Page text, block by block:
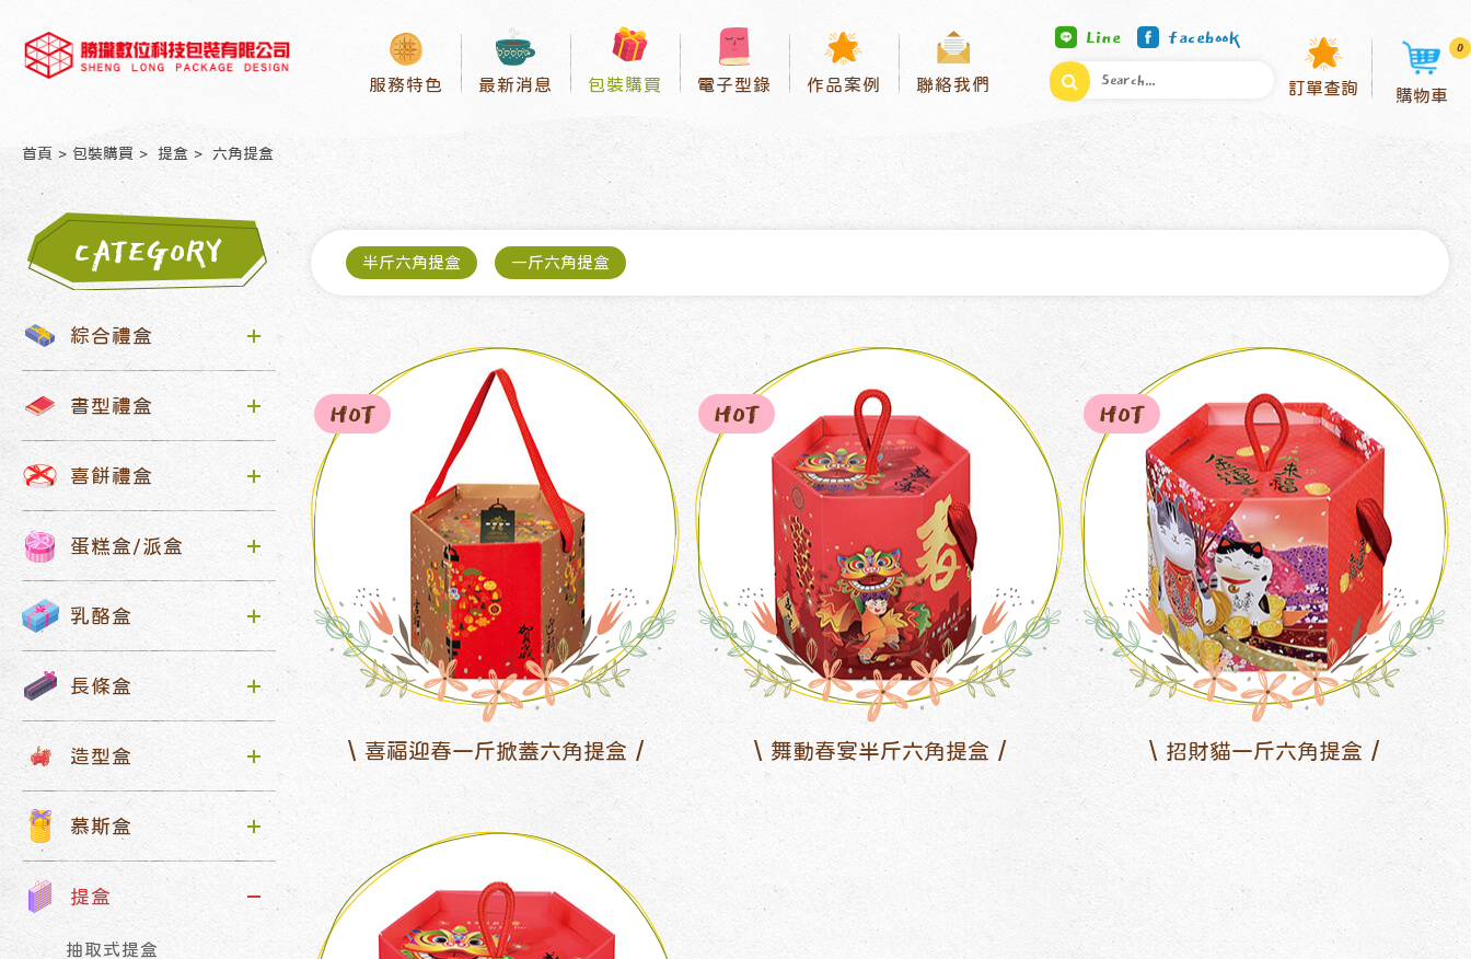
服務特色 最新消息 包裝購買 電子型錄 作品案例 聯絡我們
Line facebook
訂單查詢 購物車
0
首頁 包裝購買 提盒 六角提盒
CATEGORY
綜合禮盒
書型禮盒
喜餅禮盒
蛋糕盒/派盒
乳酪盒
長條盒
造型盒
慕斯盒
提盒
抽取式提盒
半斤六角提盒 一斤六角提盒
喜福迎春一斤掀蓋六角提盒
HOT
舞動春宴半斤六角提盒
HOT
招財貓一斤六角提盒
HOT